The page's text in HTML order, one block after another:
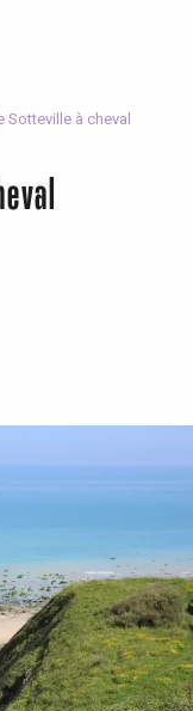
Sotteville à cheval